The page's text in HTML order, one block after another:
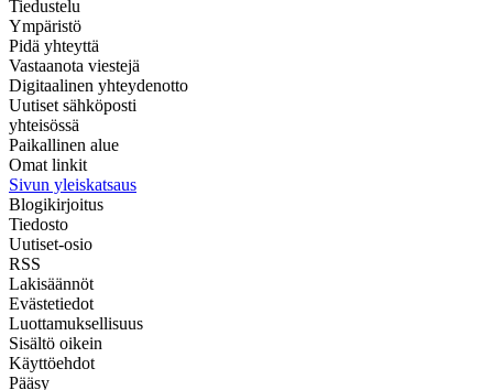
Tiedustelu
Ympäristö
Pidä yhteyttä
Vastaanota viestejä
Digitaalinen yhteydenotto
Uutiset sähköposti
yhteisössä
Paikallinen alue
Omat linkit
Sivun yleiskatsaus
Blogikirjoitus
Tiedosto
Uutiset-osio
RSS
Lakisäännöt
Evästetiedot
Luottamuksellisuus
Sisältö oikein
Käyttöehdot
Pääsy